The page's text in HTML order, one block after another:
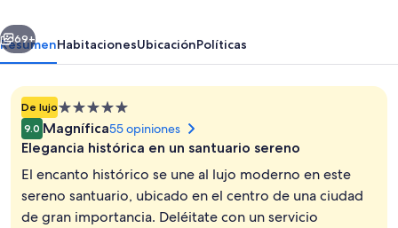
The
Savoy,
Mussoorie
Siguiente
69+
ResumenHabitacionesUbicaciónPolíticas
De lujoPropiedad
de
5.0
9.0 Magnífica55 opiniones
Elegancia histórica en un santuario sereno
El encanto histórico se une al lujo moderno en este
sereno santuario, ubicado en el centro de una ciudad
de gran importancia. Deléitate con un servicio